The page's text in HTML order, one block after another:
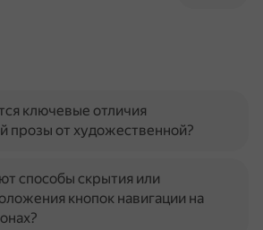
ключевые отличия
прозы от художественной?
способы скрытия или
кнопок навигации на